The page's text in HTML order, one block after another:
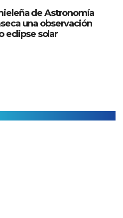
de Astronomía
una observación
eclipse solar